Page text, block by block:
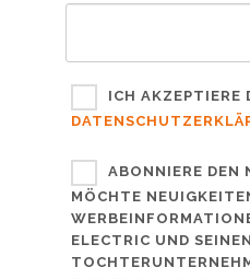
ICH AKZEPTIERE
ABONNIERE DEN
MÖCHTE
ELECTRIC UND SEINEN